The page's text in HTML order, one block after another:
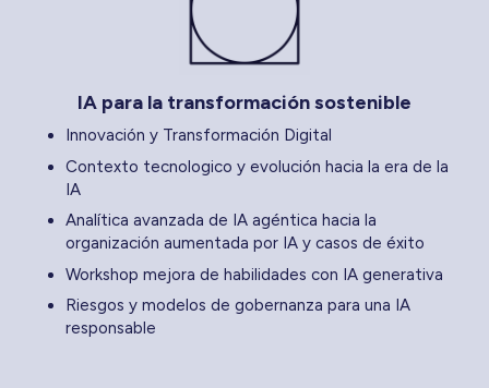
IA para la transformación sostenible
Innovación y Transformación Digital
Contexto tecnologico y evolución hacia la era de la
IA
Analítica avanzada de IA agéntica hacia la
organización aumentada por IA y casos de éxito
Workshop mejora de habilidades con IA generativa
Riesgos y modelos de gobernanza para una IA
responsable